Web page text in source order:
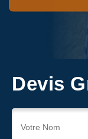
Devis